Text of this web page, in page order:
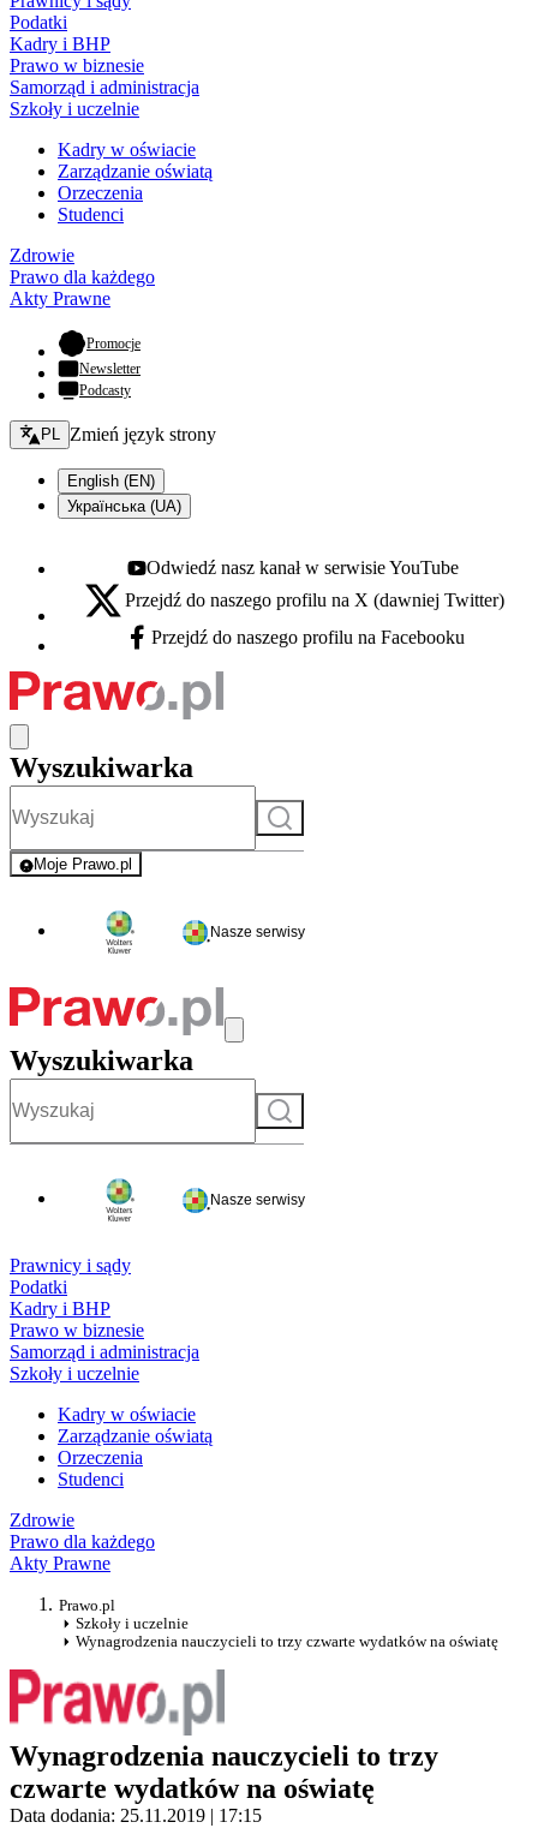
Podatki
Kadry i BHP
Prawo w biznesie
Samorząd i administracja
Szkoły i uczelnie
Kadry w oświacie
Zarządzanie oświatą
Orzeczenia
Studenci
Zdrowie
Prawo dla każdego
Akty Prawne
Promocje- otwiera się w nowej karcie
Newsletter
Podcasty
Zmień język - bieżący:
PL Zmień język strony
English (EN)
Українська (UA)
Youtube - otwiera się w nowej karcie
Odwiedź nasz kanał w serwisie YouTube
X - otwiera się w nowej karcie
Przejdź do naszego profilu na X (dawniej Twitter)
Facebook - otwiera się w nowej karcie
Przejdź do naszego profilu na Facebooku
Wyszukiwarka
Szukaj
Moje Prawo.pl
- rejestracja i logowanie do serwisu
Nasze serwisy
Wyszukiwarka
Szukaj
Nasze serwisy
Prawnicy i sądy
Podatki
Kadry i BHP
Prawo w biznesie
Samorząd i administracja
Szkoły i uczelnie
Kadry w oświacie
Zarządzanie oświatą
Orzeczenia
Studenci
Zdrowie
Prawo dla każdego
Akty Prawne
Prawo.pl
Szkoły i uczelnie
Wynagrodzenia nauczycieli to trzy czwarte wydatków na oświatę
Wynagrodzenia nauczycieli to trzy
czwarte wydatków na oświatę
Data dodania: 25.11.2019 | 17:15